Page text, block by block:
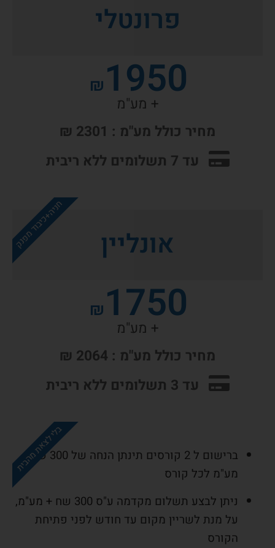
פרונטלי
₪1950
+ מע"מ
מחיר כולל מע"מ : 2301 ₪
עד 7 תשלומים ללא ריבית
חניה+כיבוד מפנק אונליין
₪1750
+ מע"מ
מחיר כולל מע"מ : 2064 ₪
עד 3 תשלומים ללא ריבית
בלי לצאת מהבית
ברישום ל 2 קורסים תינתן הנחה של 300 שח +
מע"מ לכל קורס
ניתן לבצע תשלום מקדמה ע"ס 300 שח + מע"מ,
על מנת לשריין מקום עד חודש לפני פתיחת
הקורס